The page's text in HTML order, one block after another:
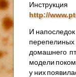
http://
И
домашнего
модели
у них